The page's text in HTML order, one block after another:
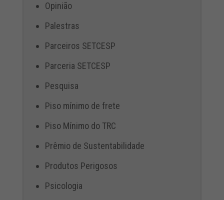
Opinião
Palestras
Parceiros SETCESP
Parceria SETCESP
Pesquisa
Piso mínimo de frete
Piso Mínimo do TRC
Prêmio de Sustentabilidade
Produtos Perigosos
Psicologia